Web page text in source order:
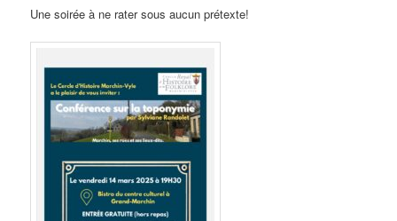
Une soirée à ne rater sous aucun prétexte!